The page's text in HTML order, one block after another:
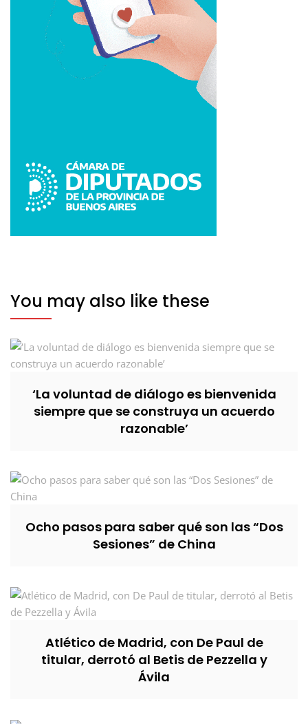
You may also like these
‘La voluntad de diálogo es bienvenida
siempre que se construya un acuerdo
razonable’
Ocho pasos para saber qué son las “Dos
Sesiones” de China
Atlético de Madrid, con De Paul de
titular, derrotó al Betis de Pezzella y
Ávila